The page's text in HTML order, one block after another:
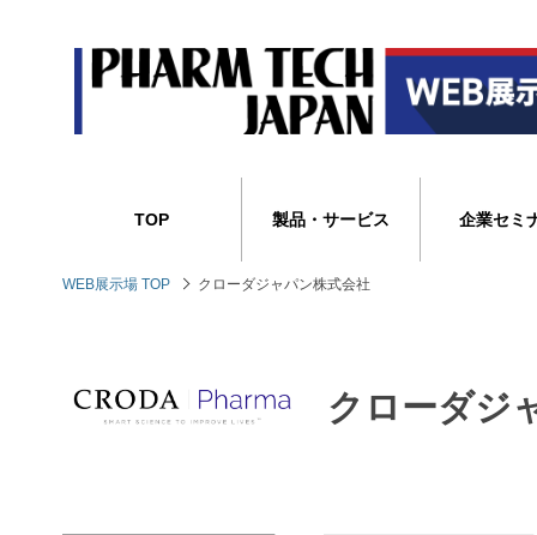
TOP 製品・サービス 企業セミ
WEB展示場 TOP クローダジャパン株式会社
クローダジ